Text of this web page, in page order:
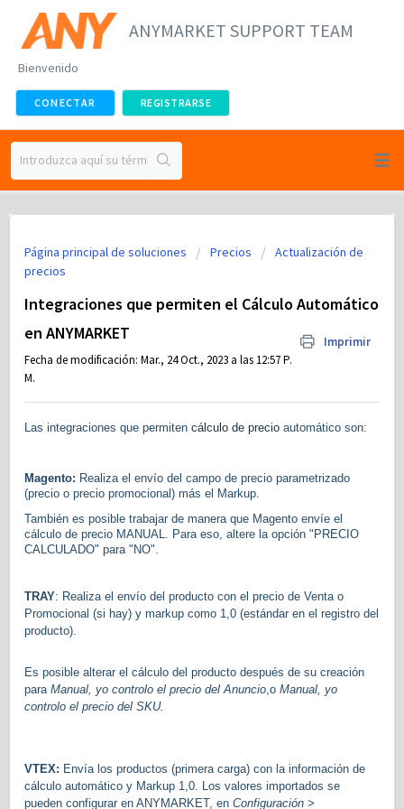
ANYMARKET SUPPORT TEAM
Bienvenido
CONECTAR REGISTRARSE
Página principal de soluciones Precios
Actualización de
precios
Integraciones que permiten el Cálculo Automático
en ANYMARKET
Imprimir
Fecha de modificación: Mar., 24 Oct., 2023 a las 12:57 P.
M.
Las integraciones que permiten cálculo de precio automático son:
Magento: Realiza el envío del campo de precio parametrizado
(precio o precio promocional) más el Markup.
También es posible trabajar de manera que Magento envíe el
cálculo de precio MANUAL. Para eso, altere la opción "PRECIO
CALCULADO" para "NO".
TRAY: Realiza el envío del producto con el precio de Venta o
Promocional (si hay) y markup como 1,0 (estándar en el registro del
producto).
Es posible alterar el cálculo del producto después de su creación
paraManual, yo controlo el precio del Anuncio,o Manual, yo
controlo el precio del SKU.
VTEX: Envía los productos (primera carga) con la información de
cálculo automático y Markup 1,0. Los valores importados se
pueden configurar en ANYMARKET, en Configuración >